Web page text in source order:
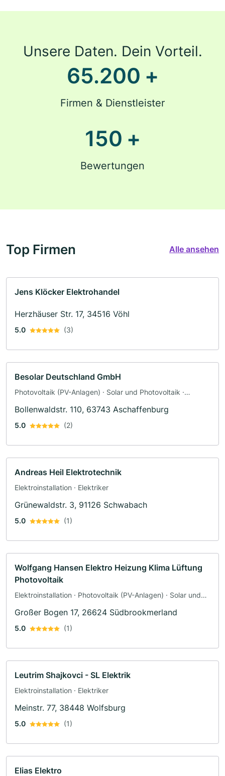
Unsere Daten. Dein Vorteil.
65.200 +
Firmen & Dienstleister
150 +
Bewertungen
Top Firmen Alle ansehen
Jens Klöcker Elektrohandel
Herzhäuser Str. 17, 34516 Vöhl
5.0 (3)
Besolar Deutschland GmbH
Photovoltaik (PV-Anlagen) · Solar und Photovoltaik ·
Bollenwaldstr. 110, 63743 Aschaffenburg
5.0 (2)
Andreas Heil Elektrotechnik
Elektroinstallation · Elektriker
Grünewaldstr. 3, 91126 Schwabach
5.0 (1)
Wolfgang Hansen Elektro Heizung Klima Lüftung
Photovoltaik
Elektroinstallation · Photovoltaik (PV-Anlagen) · Solar und
Großer Bogen 17, 26624 Südbrookmerland
5.0 (1)
Leutrim Shajkovci - SL Elektrik
Elektroinstallation · Elektriker
Meinstr. 77, 38448 Wolfsburg
5.0 (1)
Elias Elektro